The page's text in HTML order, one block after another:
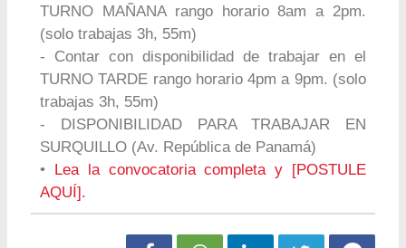
TURNO MAÑANA rango horario 8am a 2pm.
(solo trabajas 3h, 55m)
- Contar con disponibilidad de trabajar en el
TURNO TARDE rango horario 4pm a 9pm. (solo
trabajas 3h, 55m)
- DISPONIBILIDAD PARA TRABAJAR EN
SURQUILLO (Av. República de Panamá)
•
Lea la convocatoria completa y [POSTULE
AQUÍ].